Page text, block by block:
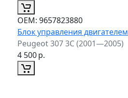
ОЕМ: 9657823880
Блок управления двигателем
Peugeot 307 3C (2001—2005)
4 500р.